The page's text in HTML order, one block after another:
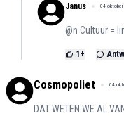
Janus 04
@n Cultuur =
1 +
Cosmopoliet 04
DAT WETEN WE AL